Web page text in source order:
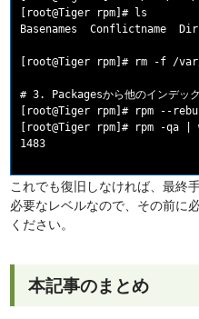
[root@Tiger rpm]# ls
Basenames  Conflictname
[root@Tiger rpm]# rm -f /
# 3. Packagesから他のインデッ
[root@Tiger rpm]# rpm --
[root@Tiger rpm]# rpm -qa
これでも復旧しなければ、最終
必要なレベルなので、その前に
ください。
本記事のまとめ